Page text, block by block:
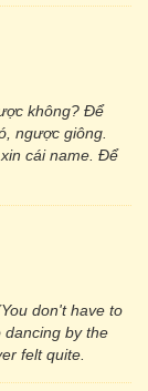
không? Để
ngược giông.
cái name. Để
don't have to
dancing by the
felt quite.